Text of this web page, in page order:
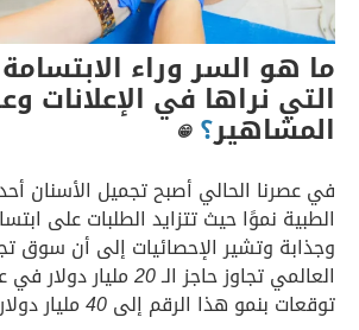
ما هو السر وراء الابتسامة
التي نراها في الإعلانات
المشاهير؟😁
في عصرنا الحالي أصبح تجميل الأسنان
الطبية نموًا حيث تتزايد الطلبات على
وجذابة وتشير الإحصائيات إلى أن سوق
العالمي تجاوز حاجز الـ20مليار دولار في
توقعات بنمو هذا الرقم إلى40مليار